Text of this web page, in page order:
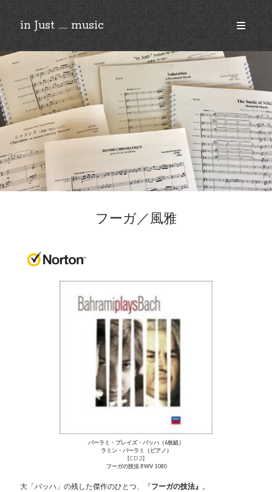
in Just ..... music
open
primary
menu
Sidebar
©︎2018-2025 by Ken’ichi MASAKADO, All rights reserved.
フーガ／風雅
バーラミ・プレイズ・バッハ（6枚組）
ラミン・バーラミ（ピアノ）
【CD 2】
フーガの技法 BWV 1080
大「バッハ」の残した傑作のひとつ、『フーガの技法』 。